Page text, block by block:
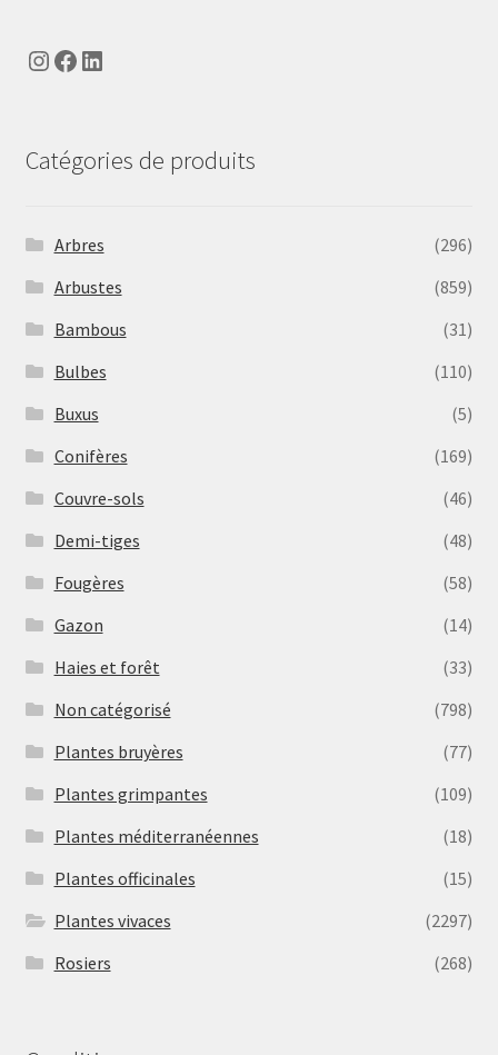
Instagram
Facebook
LinkedIn
Catégories de produits
Arbres
(296)
Arbustes
(859)
Bambous
(31)
Bulbes
(110)
Buxus
(5)
Conifères
(169)
Couvre-sols
(46)
Demi-tiges
(48)
Fougères
(58)
Gazon
(14)
Haies et forêt
(33)
Non catégorisé
(798)
Plantes bruyères
(77)
Plantes grimpantes
(109)
Plantes méditerranéennes
(18)
Plantes officinales
(15)
Plantes vivaces
(2297)
Rosiers
(268)